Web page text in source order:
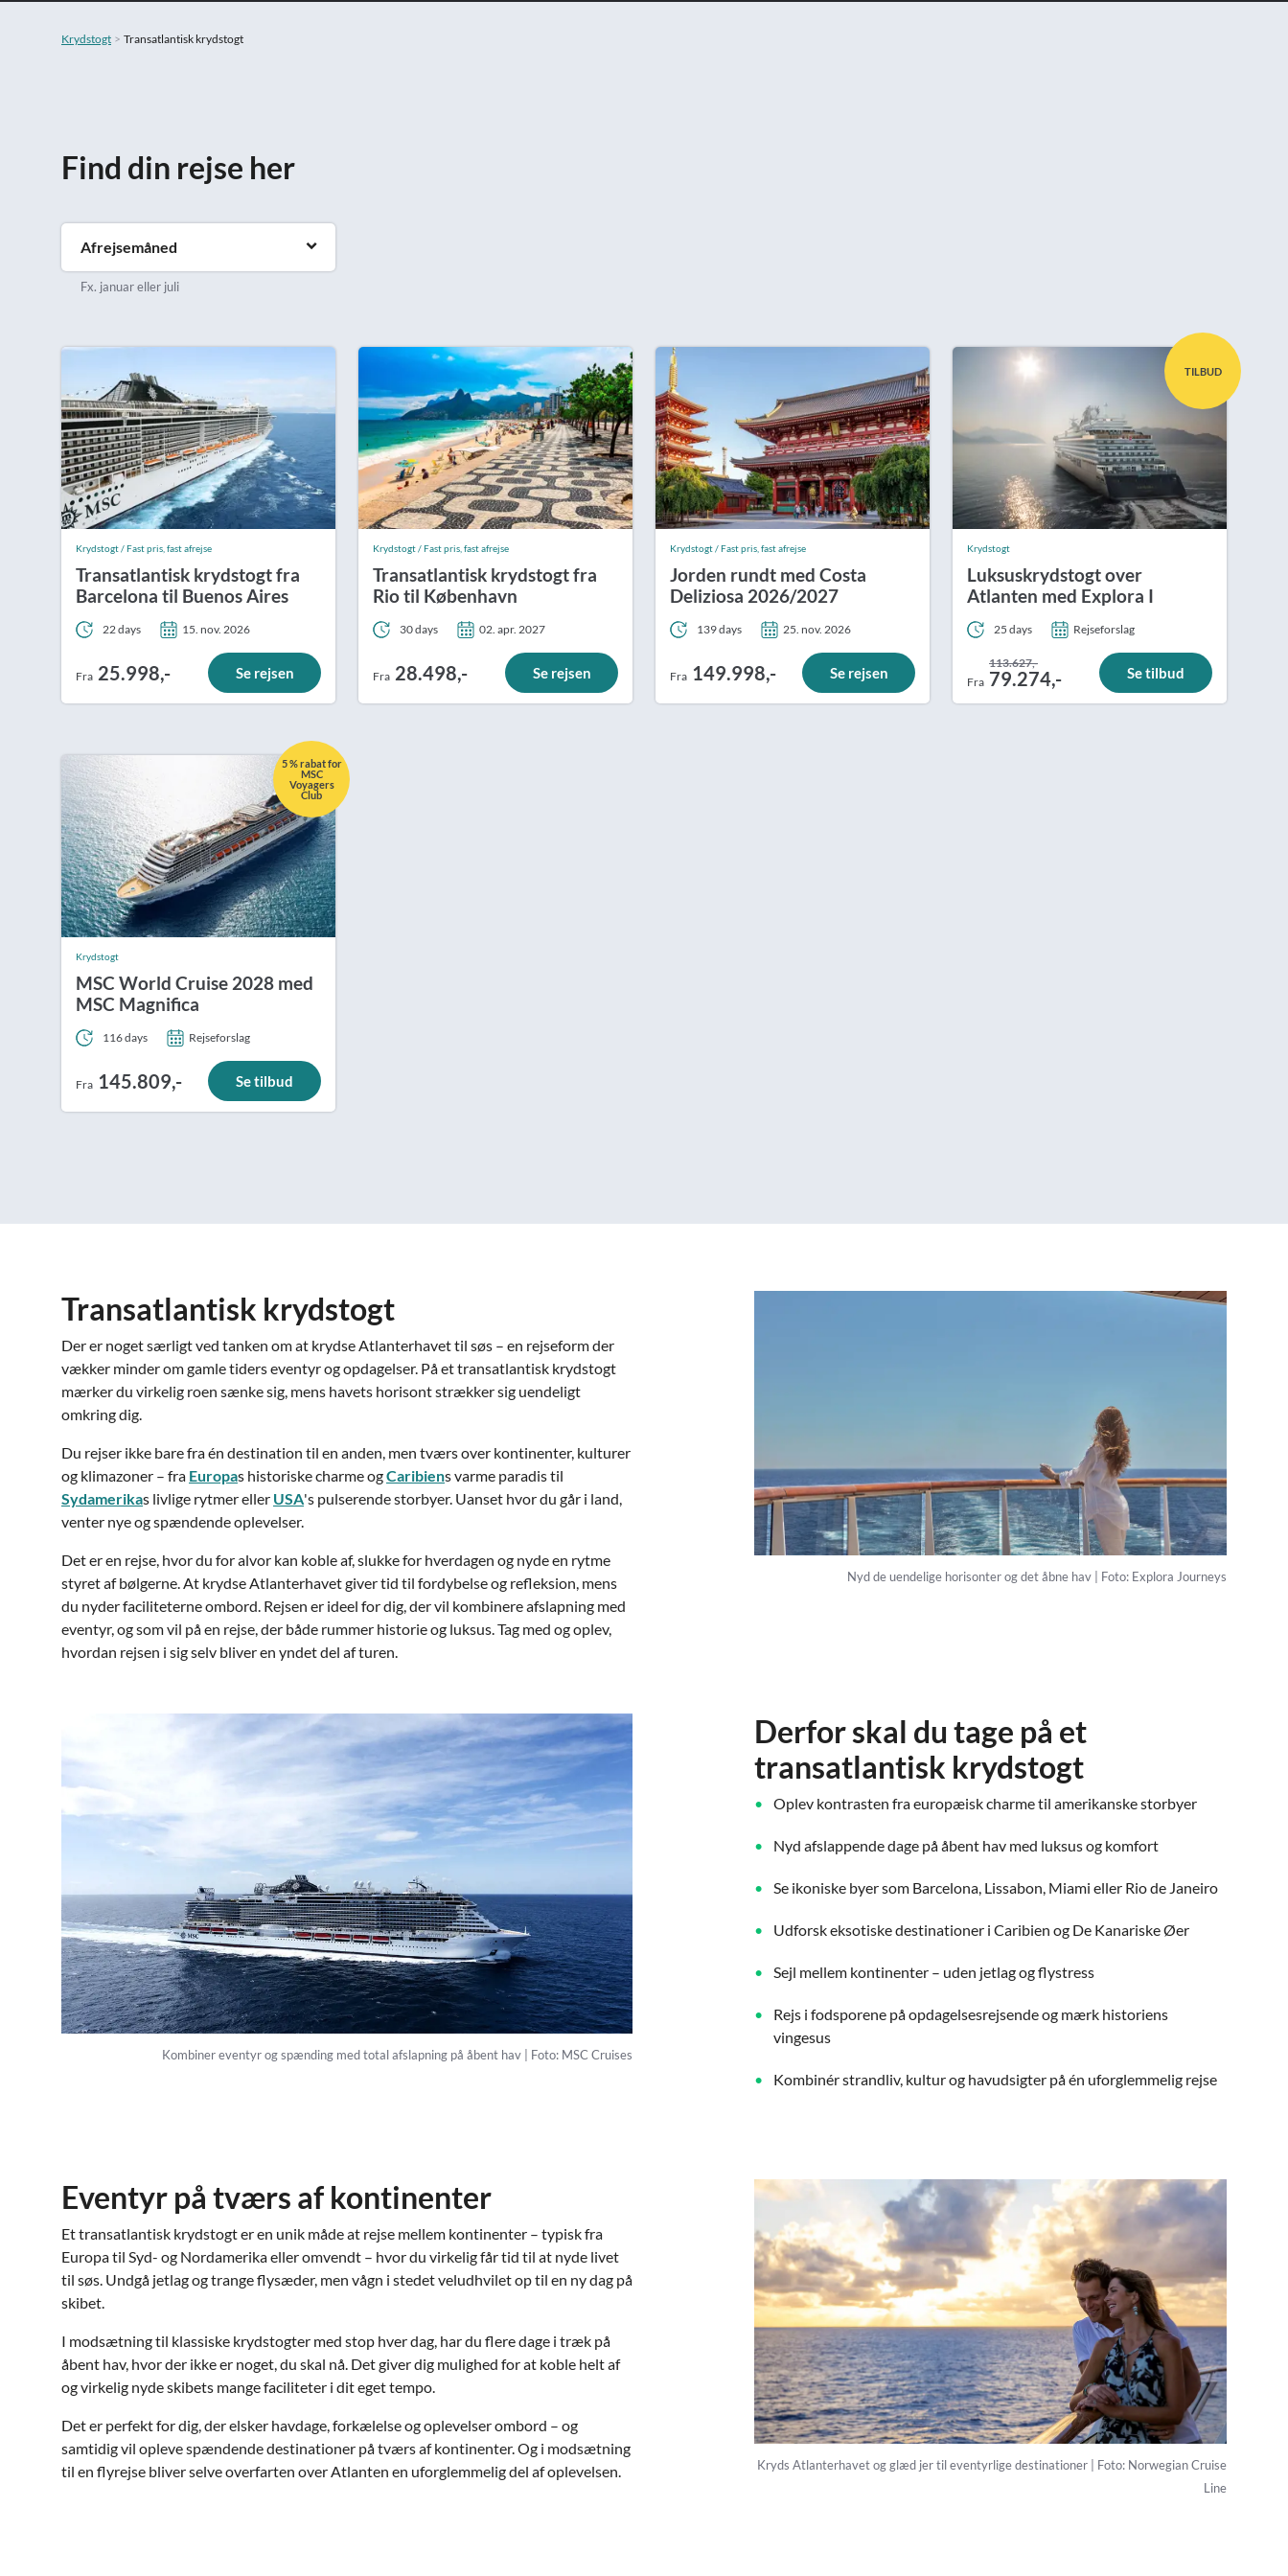
Krydstogt Transatlantisk krydstogt
Find din rejse her
Afrejsemåned
Fx. januar eller juli
Krydstogt / Fast pris, fast afrejse
Transatlantisk krydstogt fra
Barcelona til Buenos Aires
22 days 15. nov. 2026
Fra 25.998,- Se rejsen
Krydstogt / Fast pris, fast afrejse
Transatlantisk krydstogt fra
Rio til København
30 days 02. apr. 2027
Fra 28.498,- Se rejsen
Krydstogt / Fast pris, fast afrejse
Jorden rundt med Costa
Deliziosa 2026/2027
139 days 25. nov. 2026
Fra 149.998,- Se rejsen
TILBUD
Krydstogt
Luksuskrydstogt over
Atlanten med Explora I
25 days Rejseforslag
Fra
113.627,-
79.274,- Se tilbud
5 % rabat for
MSC
Voyagers
Club
Krydstogt
MSC World Cruise 2028 med
MSC Magnifica
116 days Rejseforslag
Fra 145.809,- Se tilbud
Transatlantisk krydstogt
Der er noget særligt ved tanken om at krydse Atlanterhavet til søs – en rejseform der
vækker minder om gamle tiders eventyr og opdagelser. På et transatlantisk krydstogt
mærker du virkelig roen sænke sig, mens havets horisont strækker sig uendeligt
omkring dig.
Du rejser ikke bare fra én destination til en anden, men tværs over kontinenter, kulturer
og klimazoner – fra Europas historiske charme ogCaribiens varme paradis til
Sydamerikas livlige rytmer eller USA's pulserende storbyer. Uanset hvor du går i land,
venter nye og spændende oplevelser.
Det er en rejse, hvor du for alvor kan koble af, slukke for hverdagen og nyde en rytme
styret af bølgerne. At krydse Atlanterhavet giver tid til fordybelse og refleksion, mens
du nyder faciliteterne ombord. Rejsen er ideel for dig, der vil kombinere afslapning med
eventyr, og som vil på en rejse, der både rummer historie og luksus. Tag med og oplev,
hvordan rejsen i sig selv bliver en yndet del af turen.
Nyd de uendelige horisonter og det åbne hav | Foto: Explora Journeys
Kombiner eventyr og spænding med total afslapning på åbent hav | Foto: MSC Cruises
Derfor skal du tage på et
transatlantisk krydstogt
Oplev kontrasten fra europæisk charme til amerikanske storbyer
Nyd afslappende dage på åbent hav med luksus og komfort
Se ikoniske byer som Barcelona, Lissabon, Miami eller Rio de Janeiro
Udforsk eksotiske destinationer i Caribien og De Kanariske Øer
Sejl mellem kontinenter – uden jetlag og flystress
Rejs i fodsporene på opdagelsesrejsende og mærk historiens
vingesus
Kombinér strandliv, kultur og havudsigter på én uforglemmelig rejse
Eventyr på tværs af kontinenter
Et transatlantisk krydstogt er en unik måde at rejse mellem kontinenter – typisk fra
Europa til Syd- og Nordamerika eller omvendt – hvor du virkelig får tid til at nyde livet
til søs. Undgå jetlag og trange flysæder, men vågn i stedet veludhvilet op til en ny dag på
skibet.
I modsætning til klassiske krydstogter med stop hver dag, har du flere dage i træk på
åbent hav, hvor der ikke er noget, du skal nå. Det giver dig mulighed for at koble helt af
og virkelig nyde skibets mange faciliteter i dit eget tempo.
Det er perfekt for dig, der elsker havdage, forkælelse og oplevelser ombord – og
samtidig vil opleve spændende destinationer på tværs af kontinenter. Og i modsætning
til en flyrejse bliver selve overfarten over Atlanten en uforglemmelig del af oplevelsen.
Kryds Atlanterhavet og glæd jer til eventyrlige destinationer | Foto: Norwegian Cruise
Line